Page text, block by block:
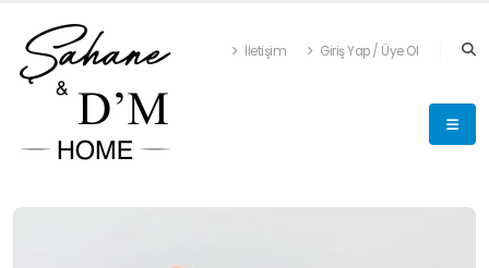
İletişim Giriş Yap / Üye Ol